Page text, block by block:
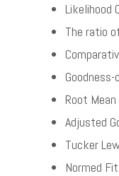
Likelihood
The ratio
Root
Adjusted
Tucker
Normed